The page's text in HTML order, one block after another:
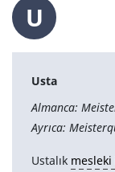
U
Usta
Almanca:
Ayrıca:
Ustalık